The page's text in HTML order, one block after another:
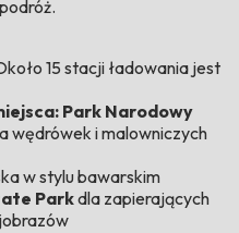
15 stacji ładowania jest
Park Narodowy
wędrówek i malowniczych
w stylu bawarskim
Parkdla zapierających